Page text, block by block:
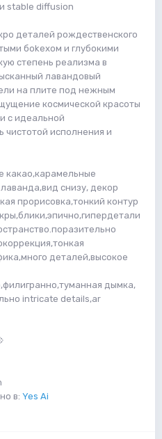
stable diffusion
деталей рождественского
бokeхом и глубокими
степень реализма в
лавандовый
на плите под нежным
космической красоты
с идеальной
чистотой исполнения и
какао,карамельные
снизу, декор
прорисовка,тонкий контур
деталей,высокое
дымка,
intricate details,ar
в: Yes Ai